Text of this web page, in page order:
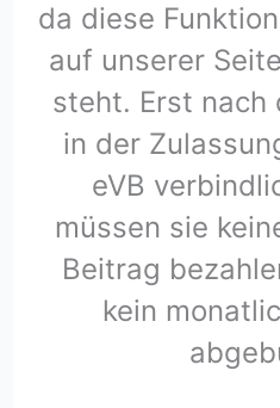
da diese
auf unserer
steht. Erst nach
in der
eVB
müssen sie
Beitrag
kein